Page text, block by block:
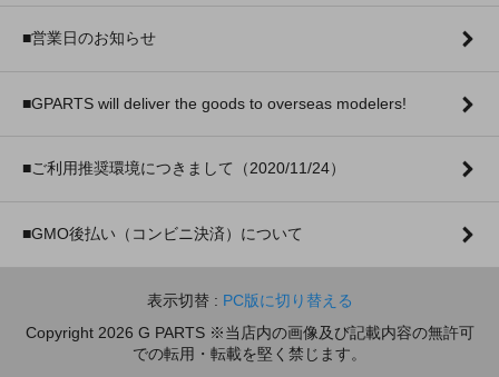
■営業日のお知らせ
■GPARTS will deliver the goods to overseas modelers!
■ご利用推奨環境につきまして（2020/11/24）
■GMO後払い（コンビニ決済）について
表示切替 : PC版に切り替える
Copyright 2026 G PARTS ※当店内の画像及び記載内容の無許可
での転用・転載を堅く禁じます。